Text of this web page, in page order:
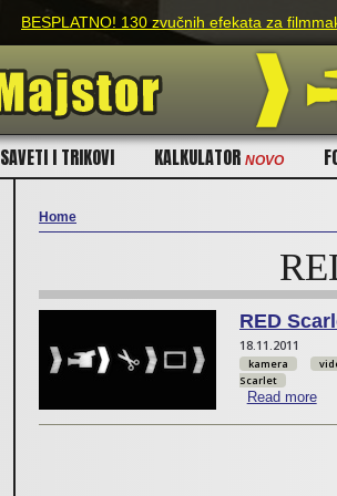
BESPLATNO! 130 zvučnih efekata za
SAVETI I TRIKOVI KALKULATOR NOVO
Home
RED
18.11.2011
kamera
Scarlet
Read more